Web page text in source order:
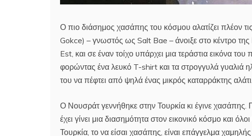
Ο πιο διάσημος χασάπης του κόσμου αλατίζει πλέον
Gokce) – γνωστός ως Salt Bae – άνοιξε στο κέντρο
Est, και σε έναν τοίχο υπάρχει μια τεράστια εικόνα
φορώντας ένα λευκό T-shirt και τα στρογγυλά γυαλιά
του να πέφτει από ψηλά ένας μικρός καταρράκτης αλάτι.
Ο Νουσράτ γεννήθηκε στην Τουρκία κι έγινε
έχει γίνει μια διασημότητα στον εικονικό κόσμο και
Τουρκία, το να είσαι χασάπης, είναι επάγγελμα